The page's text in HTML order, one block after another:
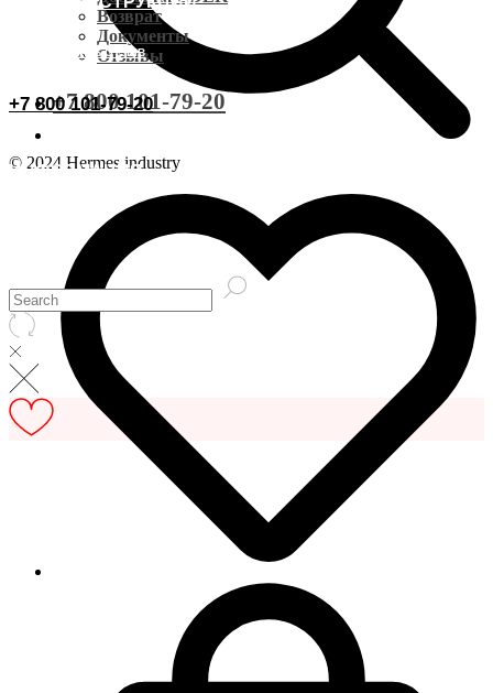
ОСТАВИТЬ ОТЗЫВ
+7 800 101-79-20
ИНФОРМАЦИЯ
Доставка CDEK
Документы
Возврат
Документы
Отзывы
+7 800 101-79-20
© 2024 Hermes industry